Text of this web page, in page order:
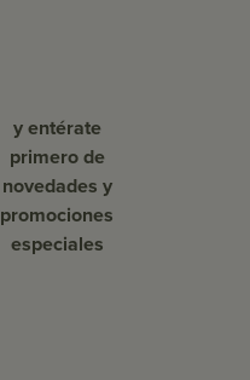
y entérate
primero de
novedades y
promociones
especiales